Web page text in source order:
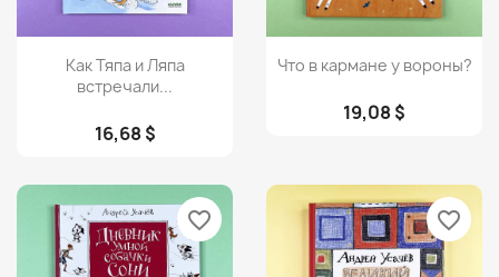
Просмотр
Как Тяпа и Ляпа
встречали...
16,68 $
Просмотр
Что в кармане у вороны?
19,08 $
favorite_border favorite_border